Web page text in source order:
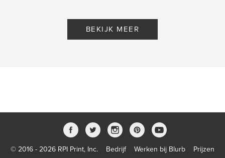
BEKIJK MEER
© 2016 - 2026 RPI Print, Inc. Bedrijf Werken bij Blurb Prijzen